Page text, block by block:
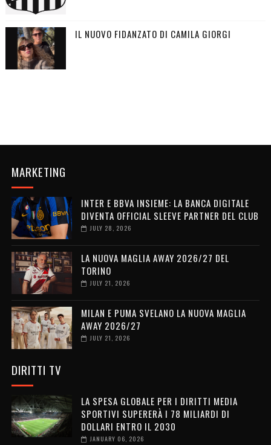
IL NUOVO FIDANZATO DI CAMILA GIORGI
MARKETING
INTER E BBVA INSIEME: LA BANCA DIGITALE
DIVENTA OFFICIAL SLEEVE PARTNER DEL CLUB
JULY 28, 2026
LA NUOVA MAGLIA AWAY 2026/27 DEL
TORINO
JULY 21, 2026
MILAN E PUMA SVELANO LA NUOVA MAGLIA
AWAY 2026/27
JULY 21, 2026
DIRITTI TV
LA SPESA GLOBALE PER I DIRITTI MEDIA
SPORTIVI SUPERERÀ I 78 MILIARDI DI
DOLLARI ENTRO IL 2030
JANUARY 06, 2026